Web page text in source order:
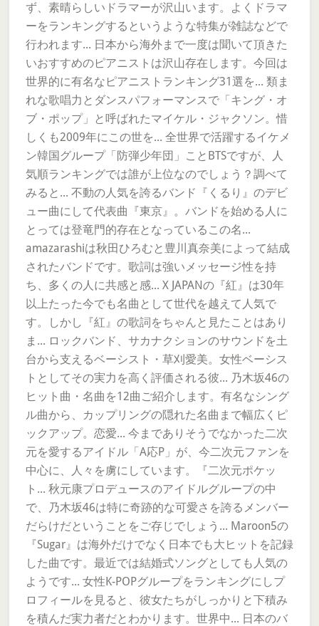
ず、素晴らしいドラマーが沢山います。よくドラマ
ーをランキングするというような特集が雑誌などで
行われます... 日本から海外まで一度は聞いて頂きた
いおすすめのピアニストは沢山存在します。今回は
世界的に有名なピアニストランキング31選を... 類ま
れな歌唱力とダンスパフォーマンスで「キング・オ
ブ・ポップ」と呼ばれたマイケル・ジャクソン。惜
しくも2009年にこの世を... 全世界で活躍するイケメ
ン韓国グループ「防弾少年団」ことBTSですが、人
気順ランキングでは誰が上位なのでしょう？調べて
みると... 不動の人気を誇るバンド『くるり』のデビ
ュー曲にして代表曲『東京』。バンドを始める人に
とっては登竜門的存在となっているこの名...
amazarashiは秋田ひろむと豊川真奈美によって結成
されたバンドです。歌詞は強いメッセージ性を持
ち、多くの人に共感と感... X JAPANの『紅』は30年
以上たった今でも名曲として世代を越えて人気で
す。しかし『紅』の歌詞をちゃんと見たことはあり
ま... ロックバンド、サカナクションのサウンドを土
台から支えるベーシスト・草刈愛美。女性ベーシス
トとしてその実力を高く評価される彼... 乃木坂46の
ヒット曲・名曲を12曲ご紹介します。有名なシング
ル曲から、カップリングの隠れた名曲まで幅広くピ
ックアップ。恋愛... 今までありそうでなかった二次
元を愛するアイドル「A応P」が、今二次元ファンを
中心に、人々を虜にしています。『二次元ポケッ
ト... 秋元康プロデュースのアイドルグループの中
で、乃木坂46は特に奇跡的な可愛さを誇るメンバー
だらけだということをご存じでしょう... Maroon5の
『Sugar』は海外だけでなく日本でも大ヒットを記録
した曲です。最近では結婚式ソングとしても人気の
ようです... 女性K-POPグループをランキングにしプ
ロフィールを見ると、彼女たちがしっかりと下積み
を積んだ実力者だとわかります。世界中... 日本のバ